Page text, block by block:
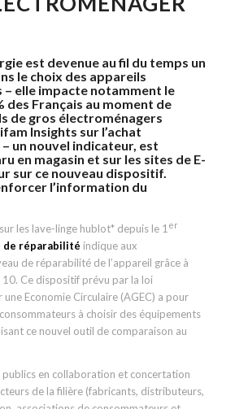
est devenue au fil du temps un
le choix des appareils
elle impacte notamment le
des Français au moment de
de gros électroménagers
Insights sur l’achat
un nouvel indicateur, est
en magasin et sur les sites de E-
sur ce nouveau dispositif.
l’information du
les lave-linge hublot* depuis le 1 er
de réparabilité indique aux
de réparabilité de l’appareil grâce à
Ce dispositif prévu par la loi
Economie Circulaire (AGEC) a pour
à choisir des équipements
ce nouvel outil de comparaison au
en collaboration et concertation
de la filière (fabricants, distributeurs,